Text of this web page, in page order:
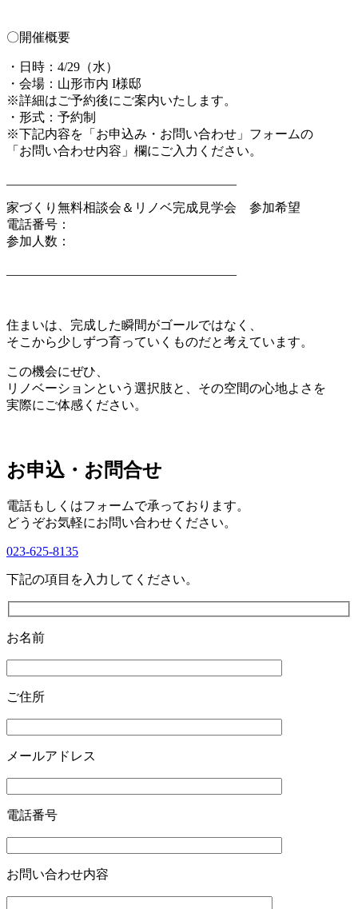
〇開催概要
・日時：4/29（水）
・会場：山形市内 I様邸
※詳細はご予約後にご案内いたします。
・形式：予約制
※下記内容を「お申込み・お問い合わせ」フォームの
「お問い合わせ内容」欄にご入力ください。
家づくり無料相談会＆リノベ完成見学会 参加希望
電話番号：
参加人数：
住まいは、完成した瞬間がゴールではなく、
そこから少しずつ育っていくものだと考えています。
この機会にぜひ、
リノベーションという選択肢と、その空間の心地よさを
実際にご体感ください。
お申込・お問合せ
電話もしくはフォームで承っております。
どうぞお気軽にお問い合わせください。
023-625-8135
下記の項目を入力してください。
お名前
ご住所
メールアドレス
電話番号
お問い合わせ内容